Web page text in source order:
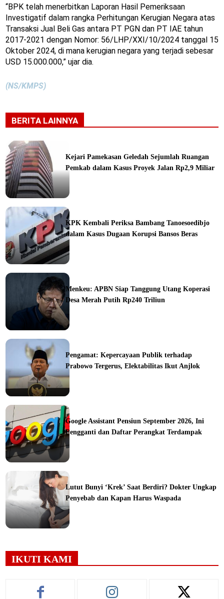
“BPK telah menerbitkan Laporan Hasil Pemeriksaan
Investigatif dalam rangka Perhitungan Kerugian Negara atas
Transaksi Jual Beli Gas antara PT PGN dan PT IAE tahun
2017-2021 dengan Nomor: 56/LHP/XXI/10/2024 tanggal 15
Oktober 2024, di mana kerugian negara yang terjadi sebesar
USD 15.000.000,” ujar dia.
(NS/KMPS)
BERITA LAINNYA
Kejari Pamekasan Geledah Sejumlah Ruangan
Pemkab dalam Kasus Proyek Jalan Rp2,9 Miliar
KPK Kembali Periksa Bambang Tanoesoedibjo
dalam Kasus Dugaan Korupsi Bansos Beras
Menkeu: APBN Siap Tanggung Utang Koperasi
Desa Merah Putih Rp240 Triliun
Pengamat: Kepercayaan Publik terhadap
Prabowo Tergerus, Elektabilitas Ikut Anjlok
Google Assistant Pensiun September 2026, Ini
Pengganti dan Daftar Perangkat Terdampak
Lutut Bunyi ‘Krek’ Saat Berdiri? Dokter Ungkap
Penyebab dan Kapan Harus Waspada
IKUTI KAMI